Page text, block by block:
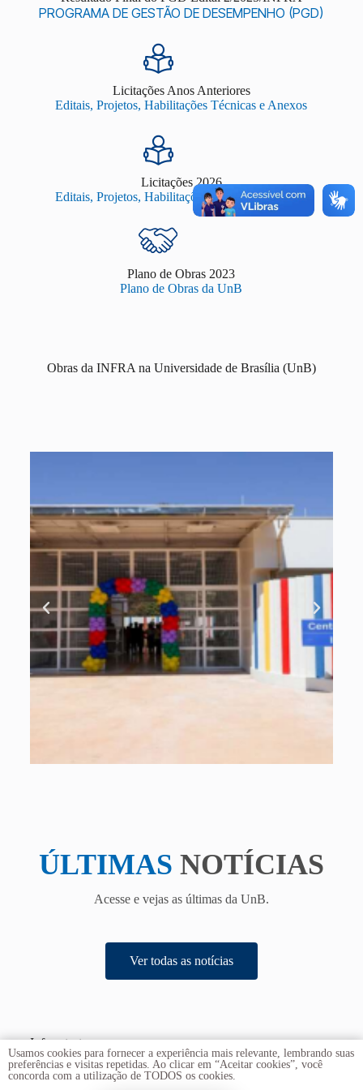
PROGRAMA DE GESTÃO DE DESEMPENHO (PGD)
Licitações Anos Anteriores
Editais, Projetos, Habilitações Técnicas e Anexos
Licitações 2026
Editais, Projetos, Habilitações Técnicas e Anexos
Plano de Obras 2023
Plano de Obras da UnB
Obras da INFRA na Universidade de Brasília (UnB)
ÚLTIMAS NOTÍCIAS
Acesse e vejas as últimas da UnB.
Ver todas as notícias
Infraestrutura
Usamos cookies para fornecer a experiência mais relevante, lembrando suas
preferências e visitas repetidas. Ao clicar em “Aceitar cookies”, você
concorda com a utilização de TODOS os cookies.